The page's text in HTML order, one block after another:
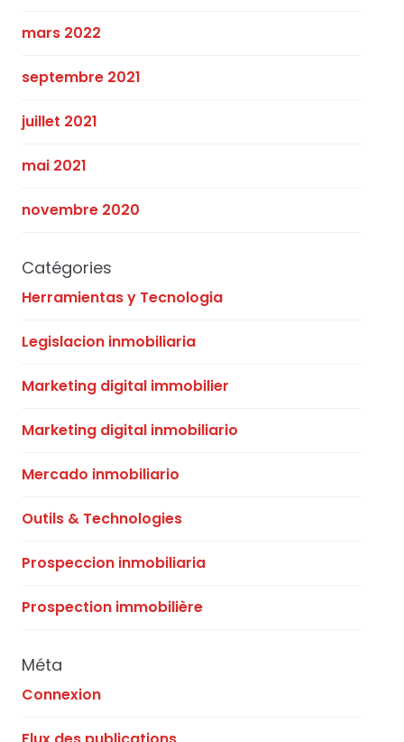
mars 2022
septembre 2021
juillet 2021
mai 2021
novembre 2020
Catégories
Herramientas y Tecnologia
Legislacion inmobiliaria
Marketing digital immobilier
Marketing digital inmobiliario
Mercado inmobiliario
Outils & Technologies
Prospeccion inmobiliaria
Prospection immobilière
Méta
Connexion